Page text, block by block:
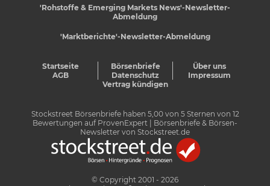
'Rohstoffe & Emerging Markets News'-Newsletter-
Abmeldung
'Marktberichte'-Newsletter-Abmeldung
Startseite Börsenbriefe
Über uns
AGB
Datenschutz
Impressum
Vertrag kündigen
Stockstreet Börsenbriefe haben 5,00von 5Sternen von 12
Bewertungen auf ProvenExpert
| Börsenbriefe & Börsen-
Newsletter von Stockstreet.de
© Copyright 2001 - 2026